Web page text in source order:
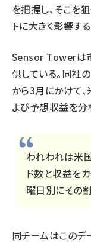
を把握し、そこを
トに大きく影響する
Sensor Towerは
供している。同社
から3月にかけて
よび予想収益を分
われわれは米
ド数と収益をカ
曜日別にその
同チームはこのデ